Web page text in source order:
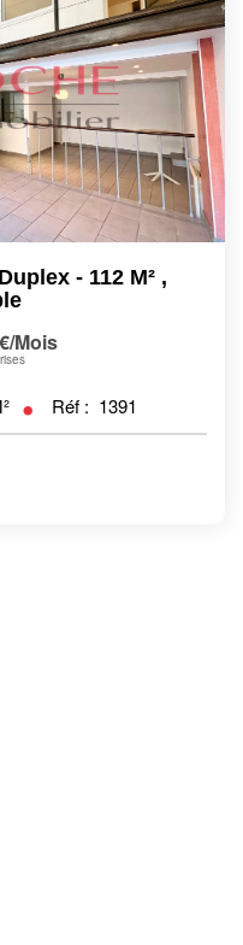
- 112 M² ,
mois
Réf : 1391